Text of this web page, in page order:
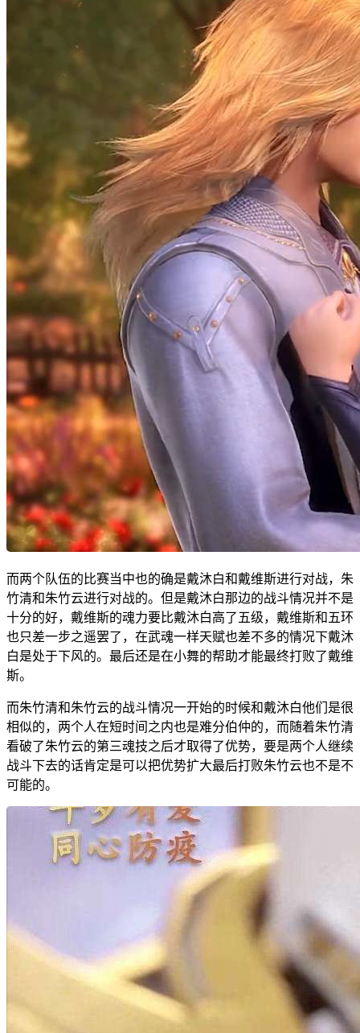
而两个队伍的比赛当中也的确是戴沐白和戴维斯进行对战，朱
竹清和朱竹云进行对战的。但是戴沐白那边的战斗情况并不是
十分的好，戴维斯的魂力要比戴沐白高了五级，戴维斯和五环
也只差一步之遥罢了，在武魂一样天赋也差不多的情况下戴沐
白是处于下风的。最后还是在小舞的帮助才能最终打败了戴维
斯。
而朱竹清和朱竹云的战斗情况一开始的时候和戴沐白他们是很
相似的，两个人在短时间之内也是难分伯仲的，而随着朱竹清
看破了朱竹云的第三魂技之后才取得了优势，要是两个人继续
战斗下去的话肯定是可以把优势扩大最后打败朱竹云也不是不
可能的。